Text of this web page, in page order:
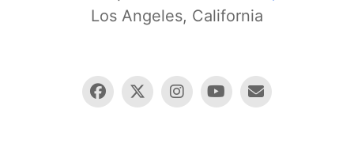
Los Angeles, California